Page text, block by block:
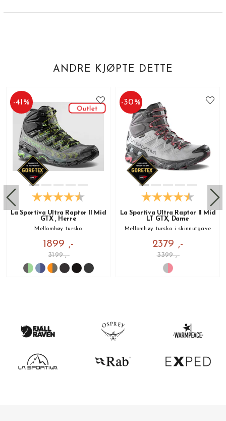
ANDRE KJØPTE DETTE
-41 %
La Sportiva Ultra Raptor II Mid
GTX , Herre
Mellomhøy tursko
1899 ,-
3199 ,-
-30%
La Sportiva Ultra Raptor II Mid
LT GTX, Dame
Mellomhøy tursko i skinnutgave
2379 ,-
3399 ,-